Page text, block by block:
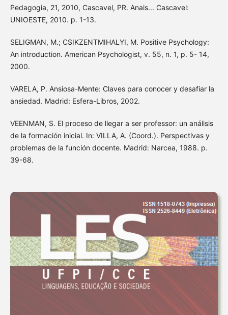
Pedagogia, 21, 2010, Cascavel, PR. Anais... Cascavel:
UNIOESTE, 2010. p. 1-13.
SELIGMAN, M.; CSIKZENTMIHALYI, M. Positive Psychology:
An introduction. American Psychologist, v. 55, n. 1, p. 5- 14,
2000.
VARELA, P. Ansiosa-Mente: Claves para conocer y desafiar la
ansiedad. Madrid: Esfera-Libros, 2002.
VEENMAN, S. El proceso de llegar a ser professor: un análisis
de la formación inicial. In: VILLA, A. (Coord.). Perspectivas y
problemas de la función docente. Madrid: Narcea, 1988. p.
39-68.